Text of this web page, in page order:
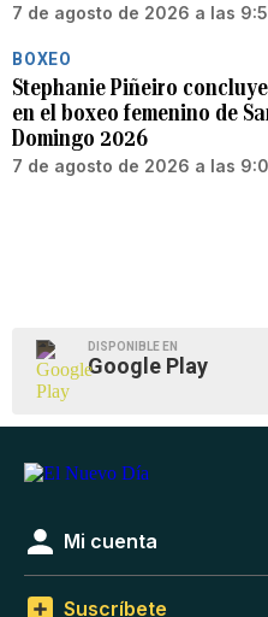
7 de agosto de 2026 a las
BOXEO
Stephanie Piñeiro
en el boxeo femenino de
Domingo 2026
7 de agosto de 2026 a las
DISPONIBLE EN
Google Play
Mi cuenta
Suscríbete